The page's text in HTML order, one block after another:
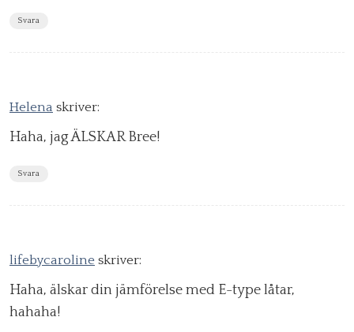
Svara
Helena skriver:
Haha, jag ÄLSKAR Bree!
Svara
lifebycaroline skriver:
Haha, älskar din jämförelse med E-type låtar,
hahaha!